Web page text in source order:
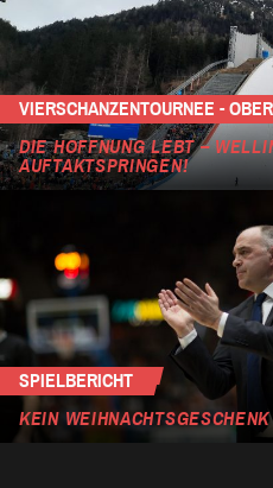
VIERSCHANZENTOURNEE -
DIE HOFFNUNG LEBT –
AUFTAKTSPRINGEN!
SPIELBERICHT
KEIN